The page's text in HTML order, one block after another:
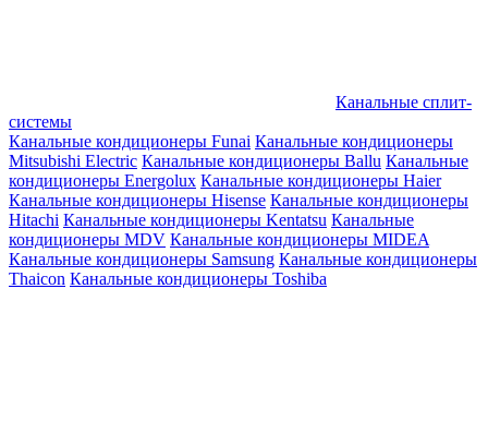
Канальные сплит-
системы
Канальные кондиционеры Funai Канальные кондиционеры
Mitsubishi Electric Канальные кондиционеры Ballu Канальные
кондиционеры Energolux Канальные кондиционеры Haier
Канальные кондиционеры Hisense Канальные кондиционеры
Hitachi Канальные кондиционеры Kentatsu Канальные
кондиционеры MDV Канальные кондиционеры MIDEA
Канальные кондиционеры Samsung Канальные кондиционеры
Thaicon Канальные кондиционеры Toshiba